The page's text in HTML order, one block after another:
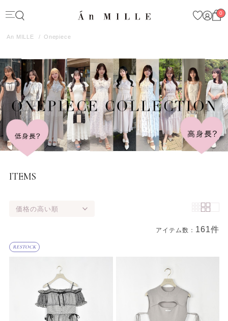
0
An MILLE Onepiece
ITEMS
価格の高い順
アイテム数： 161件
商品一覧
RESTOCK